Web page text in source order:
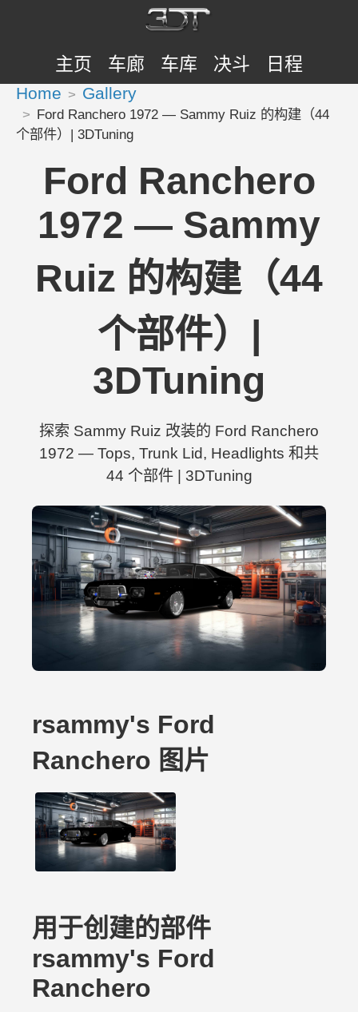
主页 车廊 车库 决斗 日程
Home Gallery
Ford Ranchero 1972 — Sammy Ruiz 的构建（44
个部件）| 3DTuning
Ford Ranchero
1972 — Sammy
Ruiz 的构建（44
个部件）|
3DTuning
探索 Sammy Ruiz 改装的 Ford Ranchero
1972 — Tops, Trunk Lid, Headlights 和共
44 个部件 | 3DTuning
rsammy's Ford
Ranchero 图片
用于创建的部件
rsammy's Ford
Ranchero